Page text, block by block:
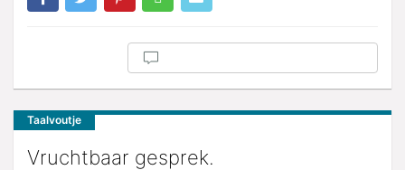
Taalvoutje
Vruchtbaar gesprek.